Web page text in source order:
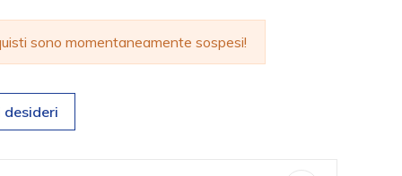
sono momentaneamente sospesi!
desideri